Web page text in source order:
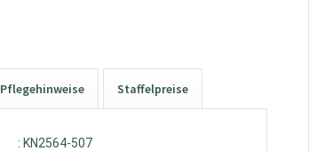
Pflegehinweise Staffelpreise
: KN2564-507